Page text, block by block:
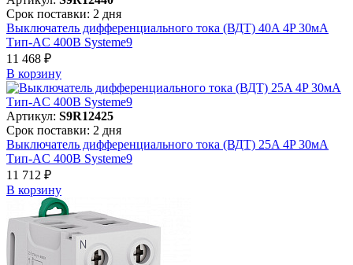
Срок поставки: 2 дня
Выключатель дифференциального тока (ВДТ) 40A 4P 30мА
Тип-AC 400В Systeme9
11 468 ₽
В корзинy
Артикул: S9R12425
Срок поставки: 2 дня
Выключатель дифференциального тока (ВДТ) 25A 4P 30мА
Тип-AC 400В Systeme9
11 712 ₽
В корзинy